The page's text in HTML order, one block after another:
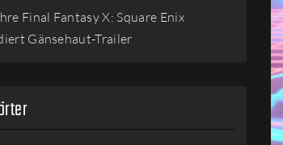
Final Fantasy X: Square Enix
Gänsehaut-Trailer